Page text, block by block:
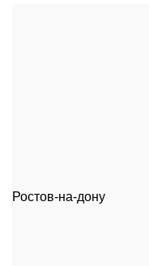
Ростов-на-дону